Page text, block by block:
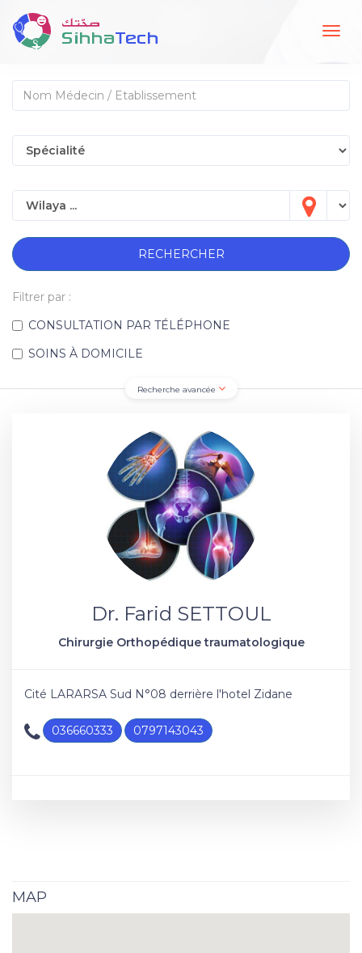
RECHERCHER
Filtrer par :
CONSULTATION PAR TÉLÉPHONE
SOINS À DOMICILE
Recherche avancée
Dr. Farid SETTOUL
Chirurgie Orthopédique traumatologique
Cité LARARSA Sud N°08 derrière l'hotel Zidane
036660333 0797143043
MAP